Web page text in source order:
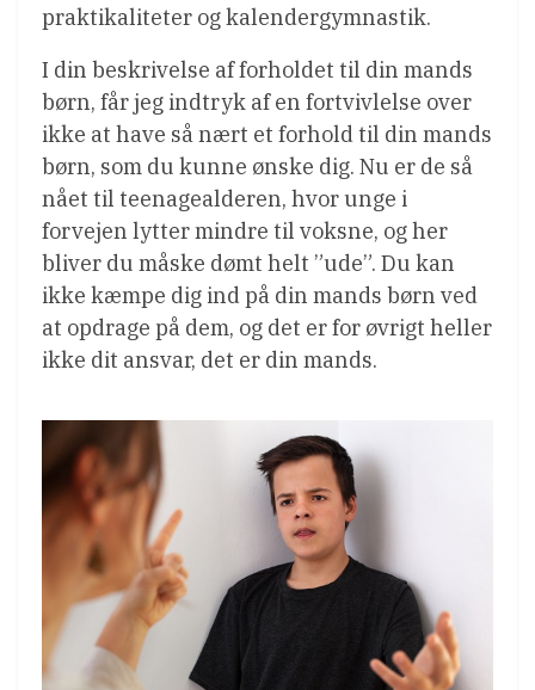
praktikaliteter og kalendergymnastik.
I din beskrivelse af forholdet til din mands
børn, får jeg indtryk af en fortvivlelse over
ikke at have så nært et forhold til din mands
børn, som du kunne ønske dig. Nu er de så
nået til teenagealderen, hvor unge i
forvejen lytter mindre til voksne, og her
bliver du måske dømt helt ”ude”. Du kan
ikke kæmpe dig ind på din mands børn ved
at opdrage på dem, og det er for øvrigt heller
ikke dit ansvar, det er din mands.